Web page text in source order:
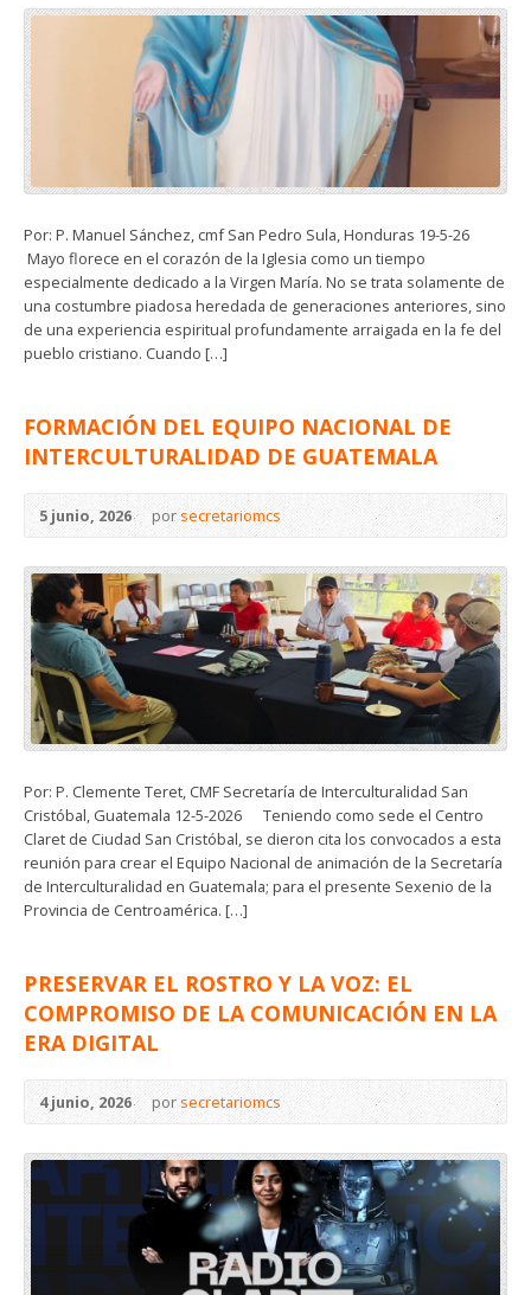
Por: P. Manuel Sánchez, cmf San Pedro Sula, Honduras 19-5-26
Mayo florece en el corazón de la Iglesia como un tiempo
especialmente dedicado a la Virgen María. No se trata solamente de
una costumbre piadosa heredada de generaciones anteriores, sino
de una experiencia espiritual profundamente arraigada en la fe del
pueblo cristiano. Cuando […]
FORMACIÓN DEL EQUIPO NACIONAL DE
INTERCULTURALIDAD DE GUATEMALA
5 junio, 2026 porsecretariomcs
Por: P. Clemente Teret, CMF Secretaría de Interculturalidad San
Cristóbal, Guatemala 12-5-2026 Teniendo como sede el Centro
Claret de Ciudad San Cristóbal, se dieron cita los convocados a esta
reunión para crear el Equipo Nacional de animación de la Secretaría
de Interculturalidad en Guatemala; para el presente Sexenio de la
Provincia de Centroamérica. […]
PRESERVAR EL ROSTRO Y LA VOZ: EL
COMPROMISO DE LA COMUNICACIÓN EN LA
ERA DIGITAL
4 junio, 2026 porsecretariomcs